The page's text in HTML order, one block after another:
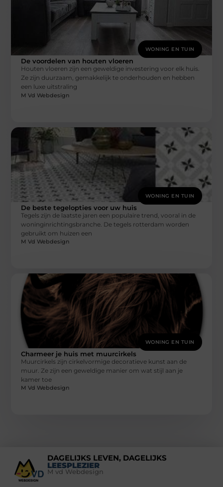
WONING EN TUIN
De voordelen van houten vloeren
Houten vloeren zijn een geweldige investering voor elk huis.
Ze zijn duurzaam, gemakkelijk te onderhouden en hebben
een luxe uitstraling
M Vd Webdesign
WONING EN TUIN
De beste tegelopties voor uw huis
Tegels zijn de laatste jaren een populaire trend, vooral in de
woninginrichtingsbranche. De tegels rotterdam worden
gebruikt om huizen een
M Vd Webdesign
WONING EN TUIN
Charmeer je huis met muurcirkels
Muurcirkels zijn cirkelvormige decoratieve kunst aan de
muur. Ze zijn een geweldige manier om wat stijl aan je
kamer toe
M Vd Webdesign
DAGELIJKS LEVEN, DAGELIJKS
LEESPLEZIER
M vd Webdesign